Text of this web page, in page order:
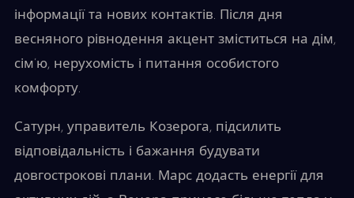
інформації та нових контактів. Після дня
весняного рівнодення акцент зміститься на дім,
сім’ю, нерухомість і питання особистого
комфорту.
Сатурн, управитель Козерога, підсилить
відповідальність і бажання будувати
довгострокові плани. Марс додасть енергії для